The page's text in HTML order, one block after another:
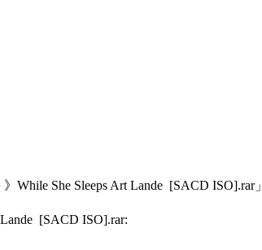
She Sleeps Art Lande [SACD ISO].rar」
[SACD ISO].rar: